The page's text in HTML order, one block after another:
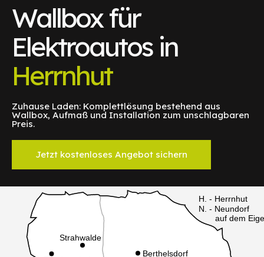
Wallbox für
Elektroautos in
Herrnhut
Zuhause Laden: Komplettlösung bestehend aus
Wallbox, Aufmaß und Installation zum unschlagbaren
Preis.
Jetzt kostenloses Angebot sichern